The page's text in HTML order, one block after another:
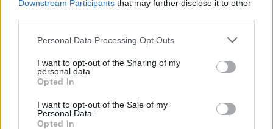
Downstream Participants that may further disclose it to other
Personal Data Processing Opt Outs
I want to opt-out of the Sharing of my
personal data.
Opted In
I want to opt-out of the Sale of my
Personal Data.
Opted In